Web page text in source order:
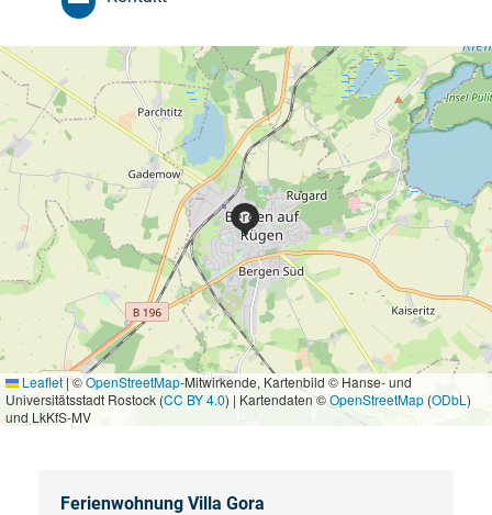
Leaflet|©OpenStreetMap-Mitwirkende, Kartenbild © Hanse- und
Universitätsstadt Rostock (CC BY 4.0) | Kartendaten ©OpenStreetMap (ODbL )
und LkKfS-MV
Ferienwohnung Villa Gora